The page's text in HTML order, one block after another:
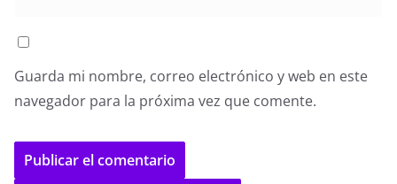
Guarda mi nombre, correo electrónico y web en este
navegador para la próxima vez que comente.